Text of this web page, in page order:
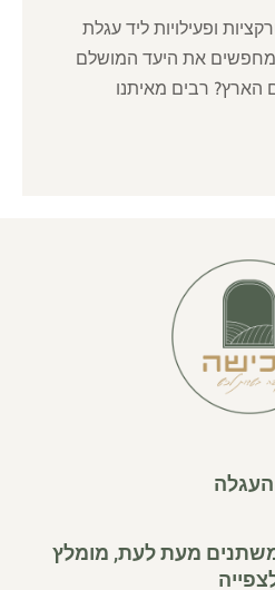
ופעילויות ליד עגלת
את היעד המושלם
הארץ? רבים מאיתנו
מעת לעת, מומלץ